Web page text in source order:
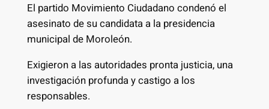
El partido Movimiento Ciudadano condenó el
asesinato de su candidata a la presidencia
municipal de Moroleón.
Exigieron a las autoridades pronta justicia, una
investigación profunda y castigo a los
responsables.